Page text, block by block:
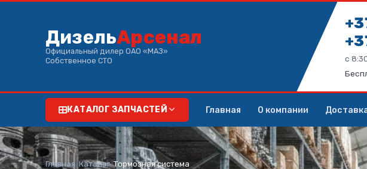
ДизельАрсенал
Официальный дилер ОАО «МАЗ»
Собственное СТО
с
КАТАЛОГ ЗАПЧАСТЕЙ Главная О компании
Главная/Каталог/Тормозная система